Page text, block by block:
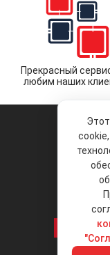
Прекрасный
любим наших
©